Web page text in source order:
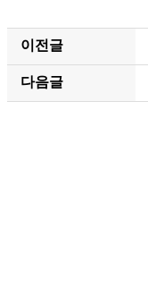
이전글
다음글